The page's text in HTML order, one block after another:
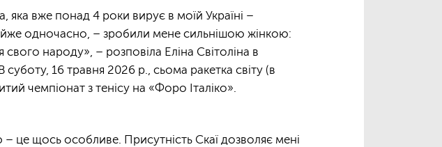
яка вже понад 4 роки вирує в моїй Україні –
одночасно, – зробили мене сильнішою жінкою:
народу», – розповіла Еліна Світоліна в
16 травня 2026 р., сьома ракетка світу (в
чемпіонат з тенісу на «Форо Італіко».
– це щось особливе. Присутність Скаї дозволяє мені